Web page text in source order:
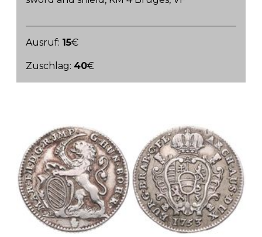
Ausruf: 15€
Zuschlag: 40€